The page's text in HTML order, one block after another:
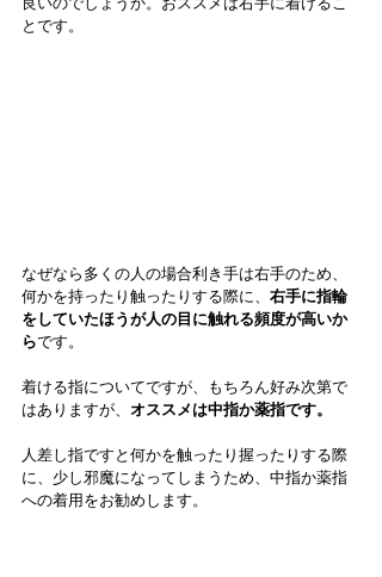
とです。
なぜなら多くの人の場合利き手は右手のため、
何かを持ったり触ったりする際に、 右手に指輪
をしていたほうが人の目に触れる頻度が高いか
らです。
着ける指についてですが、もちろん好み次第で
はありますが、 オススメは中指か薬指です。
人差し指ですと何かを触ったり握ったりする際
に、少し邪魔になってしまうため、中指か薬指
への着用をお勧めします。